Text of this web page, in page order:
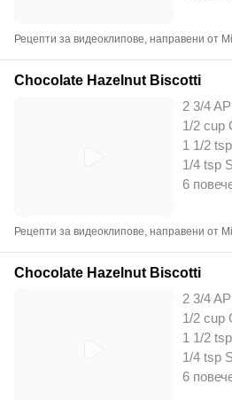
Рецепти за видеоклипове, направени от
Chocolate Hazelnut Biscotti
2 3/4
1/2 cup
1 1/2
1/4 tsp
6
Рецепти за видеоклипове, направени от
Chocolate Hazelnut Biscotti
2 3/4
1/2 cup
1 1/2
1/4 tsp
6